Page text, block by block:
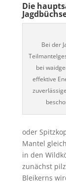
Die
Bei der
bei
effektive
oder
Mantel
in den
zunächst
Bleikerns